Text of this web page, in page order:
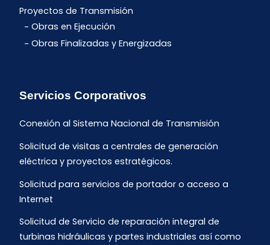
Proyectos de Transmisión
Obras en Ejecución
Obras Finalizadas y Energizadas
Servicios Corporativos
Conexión al Sistema Nacional de Transmisión
Solicitud de visitas a centrales de generación
eléctrica y proyectos estratégicos.
Solicitud para servicios de portador o acceso a
Internet
Solicitud de Servicio de reparación integral de
turbinas hidráulicas y partes industriales así como